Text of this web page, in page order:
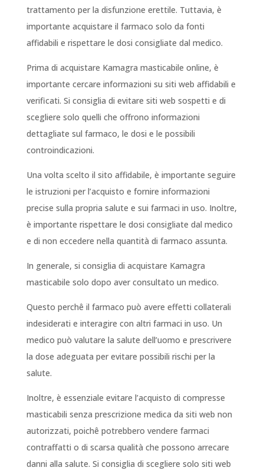
trattamento per la disfunzione erettile. Tuttavia, è
importante acquistare il farmaco solo da fonti
affidabili e rispettare le dosi consigliate dal medico.
Prima di acquistare Kamagra masticabile online, è
importante cercare informazioni su siti web affidabili e
verificati. Si consiglia di evitare siti web sospetti e di
scegliere solo quelli che offrono informazioni
dettagliate sul farmaco, le dosi e le possibili
controindicazioni.
Una volta scelto il sito affidabile, è importante seguire
le istruzioni per l’acquisto e fornire informazioni
precise sulla propria salute e sui farmaci in uso. Inoltre,
è importante rispettare le dosi consigliate dal medico
e di non eccedere nella quantità di farmaco assunta.
In generale, si consiglia di acquistare Kamagra
masticabile solo dopo aver consultato un medico.
Questo perchê il farmaco può avere effetti collaterali
indesiderati e interagire con altri farmaci in uso. Un
medico può valutare la salute dell’uomo e prescrivere
la dose adeguata per evitare possibili rischi per la
salute.
Inoltre, è essenziale evitare l’acquisto di compresse
masticabili senza prescrizione medica da siti web non
autorizzati, poichê potrebbero vendere farmaci
contraffatti o di scarsa qualità che possono arrecare
danni alla salute. Si consiglia di scegliere solo siti web